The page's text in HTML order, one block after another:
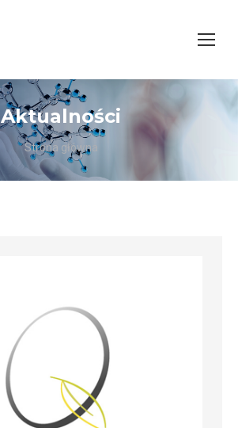
Aktualności
Jesteś tutaj:
Strona główna